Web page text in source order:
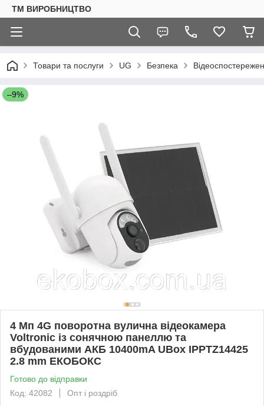
ТМ ВИРОБНИЦТВО
Товари та послуги UG Безпека
–9%
4 Мп 4G поворотна вулична відеокамера
Voltronic із сонячною панеллю та
вбудованими АКБ 10400mA UBox IPPTZ14425
2.8 mm ЕКОБОКС
Готово до відправки
Код: 42082
Опт і роздріб